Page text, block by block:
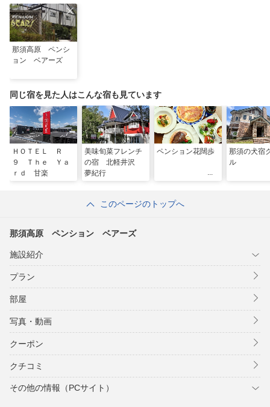
那須高原 ペンシ
ョン ベアーズ
同じ宿を見た人はこんな宿も見ています
ＨＯＴＥＬ Ｒ
９ Ｔｈｅ Ｙａ
ｒｄ 甘楽
美味旬菜フレンチ
の宿 北軽井沢
夢紀行
ペンション花闊歩
那須の犬宿
ル
このページのトップへ
那須高原 ペンション ベアーズ
施設紹介
プラン
部屋
写真・動画
クーポン
クチコミ
その他の情報（PCサイト）